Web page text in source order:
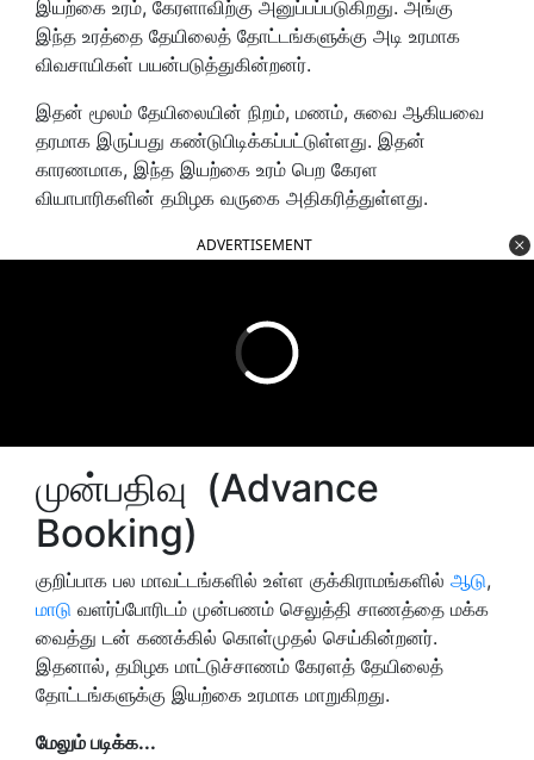
இயற்கை உரம், கேரளாவிற்கு அனுப்பப்படுகிறது. அங்கு
இந்த உரத்தை தேயிலைத் தோட்டங்களுக்கு அடி உரமாக
விவசாயிகள் பயன்படுத்துகின்றனர்.
இதன் மூலம் தேயிலையின் நிறம், மணம், சுவை ஆகியவை
தரமாக இருப்பது கண்டுபிடிக்கப்பட்டுள்ளது. இதன்
காரணமாக, இந்த இயற்கை உரம் பெற கேரள
வியாபாரிகளின் தமிழக வருகை அதிகரித்துள்ளது.
ADVERTISEMENT
முன்பதிவு (Advance
Booking)
குறிப்பாக பல மாவட்டங்களில் உள்ள குக்கிராமங்களில் ஆடு,
மாடு வளர்ப்போரிடம் முன்பணம் செலுத்தி சாணத்தை மக்க
வைத்து டன் கணக்கில் கொள்முதல் செய்கின்றனர்.
இதனால், தமிழக மாட்டுச்சாணம் கேரளத் தேயிலைத்
தோட்டங்களுக்கு இயற்கை உரமாக மாறுகிறது.
மேலும் படிக்க...